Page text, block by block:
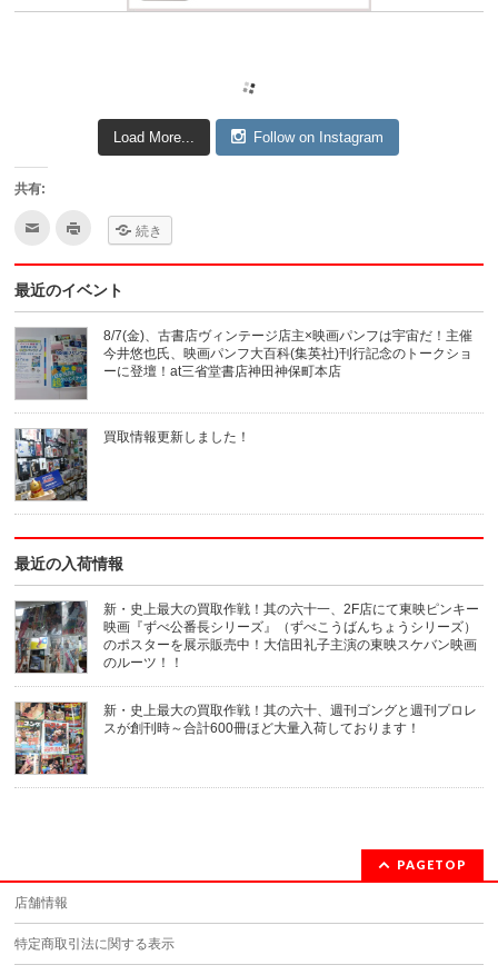
Load More... Follow on Instagram
共有:
ク
し
て
達
へ
メ
ー
ル
で
送
信
(新
し
い
ウ
ィ
ン
ド
ウ
開
き
ま
す)
ク
て
刷
(新
し
い
ウ
ィ
ン
ド
ウ
で
開
き
ま
す)
続き
最近のイベント
8/7(金)、古書店ヴィンテージ店主×映画パンフは宇宙だ！主催
今井悠也氏、映画パンフ大百科(集英社)刊行記念のトークショ
ーに登壇！at三省堂書店神田神保町本店
買取情報更新しました！
最近の入荷情報
新・史上最大の買取作戦！其の六十一、2F店にて東映ピンキー
映画『ずべ公番長シリーズ』（ずべこうばんちょうシリーズ）
のポスターを展示販売中！大信田礼子主演の東映スケバン映画
のルーツ！！
新・史上最大の買取作戦！其の六十、週刊ゴングと週刊プロレ
スが創刊時～合計600冊ほど大量入荷しております！
PAGETOP
店舗情報
特定商取引法に関する表示